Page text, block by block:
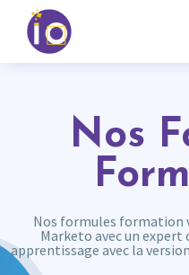
Nos expertises
Agenda
Nos
Nos formules formation
Marketo avec un
apprentissage avec la